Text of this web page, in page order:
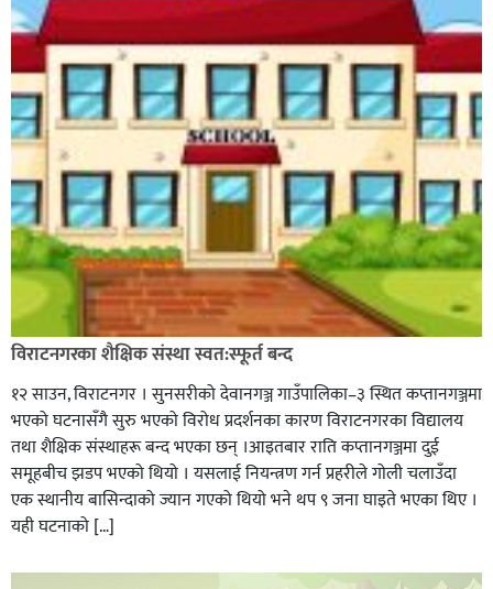
विराटनगरका शैक्षिक संस्था स्वत:स्फूर्त बन्द
१२ साउन, विराटनगर । सुनसरीको देवानगञ्ज गाउँपालिका–३ स्थित कप्तानगञ्जमा
भएको घटनासँगै सुरु भएको विरोध प्रदर्शनका कारण विराटनगरका विद्यालय
तथा शैक्षिक संस्थाहरू बन्द भएका छन् ।आइतबार राति कप्तानगञ्जमा दुई
समूहबीच झडप भएको थियो । यसलाई नियन्त्रण गर्न प्रहरीले गोली चलाउँदा
एक स्थानीय बासिन्दाको ज्यान गएको थियो भने थप ९ जना घाइते भएका थिए ।
यही घटनाको […]